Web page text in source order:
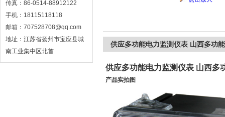
传真：86-0514-88912122
手机：18115118118
邮箱：707528708@qq.com
地址：江苏省扬州市宝应县城
南工业集中区北首
供应多功能电力监测仪表 山西多功
供应多功能电力监测仪表 山西多
产品实拍图